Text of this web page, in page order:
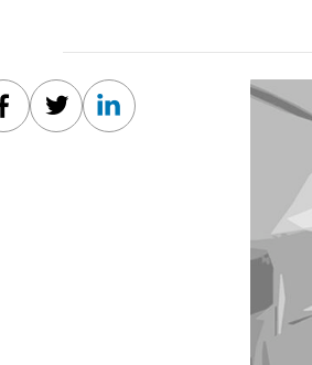
Facebook
TwitterLinkedin